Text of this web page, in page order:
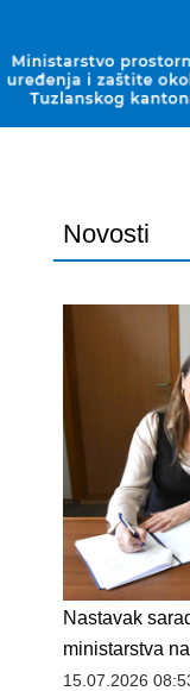
Novosti
Nastavak
ministarstva
15.07.2026
PODZAKONSKI
JAVNE NABAVKE